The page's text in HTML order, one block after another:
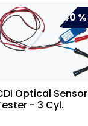
-40 %
Optical Sensor
- 3 Cyl.